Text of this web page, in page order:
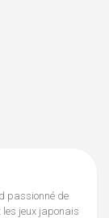
passionné de
jeux japonais